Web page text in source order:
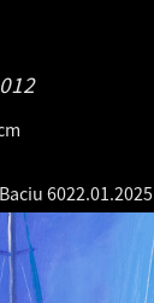
6022.01.2025